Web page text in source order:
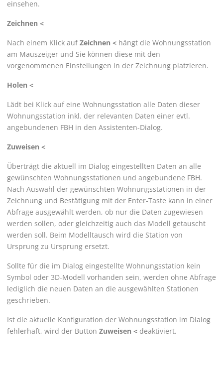
einsehen.
Zeichnen <
Nach einem Klick auf Zeichnen < hängt die Wohnungsstation
am Mauszeiger und Sie können diese mit den
vorgenommenen Einstellungen in der Zeichnung platzieren.
Holen <
Lädt bei Klick auf eine Wohnungsstation alle Daten dieser
Wohnungsstation inkl. der relevanten Daten einer evtl.
angebundenen FBH in den Assistenten-Dialog.
Zuweisen <
Überträgt die aktuell im Dialog eingestellten Daten an alle
gewünschten Wohnungsstationen und angebundene FBH.
Nach Auswahl der gewünschten Wohnungsstationen in der
Zeichnung und Bestätigung mit der Enter-Taste kann in einer
Abfrage ausgewählt werden, ob nur die Daten zugewiesen
werden sollen, oder gleichzeitig auch das Modell getauscht
werden soll. Beim Modelltausch wird die Station von
Ursprung zu Ursprung ersetzt.
Sollte für die im Dialog eingestellte Wohnungsstation kein
Symbol oder 3D-Modell vorhanden sein, werden ohne Abfrage
lediglich die neuen Daten an die ausgewählten Stationen
geschrieben.
Ist die aktuelle Konfiguration der Wohnungsstation im Dialog
fehlerhaft, wird der Button Zuweisen < deaktiviert.